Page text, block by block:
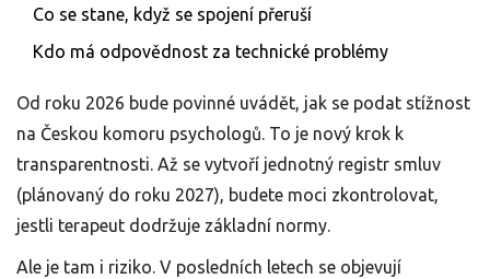
Co se stane, když se spojení přeruší
Kdo má odpovědnost za technické problémy
Od roku 2026 bude povinné uvádět, jak se podat stížnost
na Českou komoru psychologů. To je nový krok k
transparentnosti. Až se vytvoří jednotný registr smluv
(plánovaný do roku 2027), budete moci zkontrolovat,
jestli terapeut dodržuje základní normy.
Ale je tam i riziko. V posledních letech se objevují